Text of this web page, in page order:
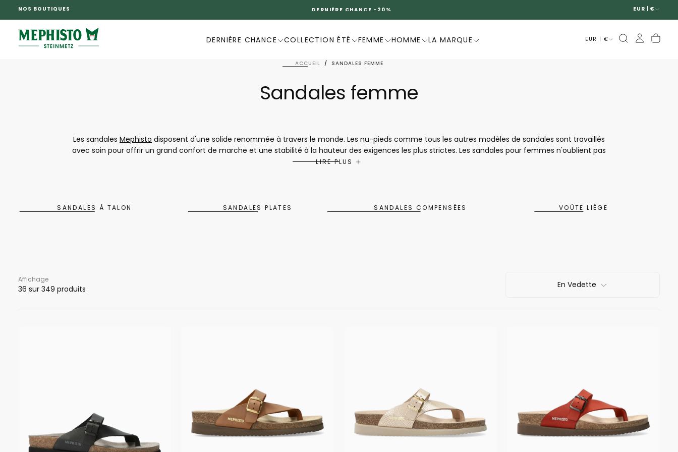
PASSER
AU
NOS BOUTIQUES DERNIÈRE CHANCE -20% EUR | €
DERNIÈRE CHANCE COLLECTION ÉTÉ FEMME HOMME LA MARQUE EUR | €
ACCUEIL / SANDALES FEMME
Sandales femme
Les sandales Mephisto disposent d'une solide renommée à travers le monde. Les nu-pieds comme tous les autres modèles de sandales sont travaillés
avec soin pour offrir un grand confort de marche et une stabilité à la hauteur des exigences les plus strictes. Les sandales pour femmes n'oublient pas
le look, chaque collection s'inspire des nouvelles tendances avec des imprimés, des coupes et des matériaux qui évoluent avec le temps pour que
LIRE PLUS
SANDALES À TALON SANDALES PLATES SANDALES COMPENSÉES VOÛTE LIÈGE
En Vedette
Affichage
36 sur 349 produits